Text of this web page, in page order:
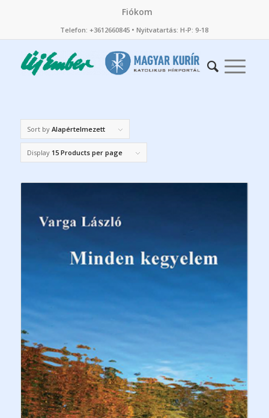
Fiókom
Telefon: +3612660845 • Nyitvatartás: H-P: 9-18
Sort by Alapértelmezett
Display 15 Products per page